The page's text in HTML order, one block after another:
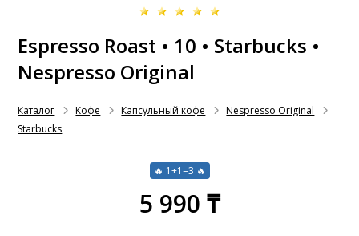
Espresso Roast • 10 • Starbucks •
Nespresso Original
Каталог Кофе Капсульный кофе
Nespresso Original
Starbucks
🔥 1+1=3 🔥
5 990 ₸